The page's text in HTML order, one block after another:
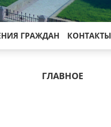
ГРАЖДАН КОНТАКТЫ
ГЛАВНОЕ